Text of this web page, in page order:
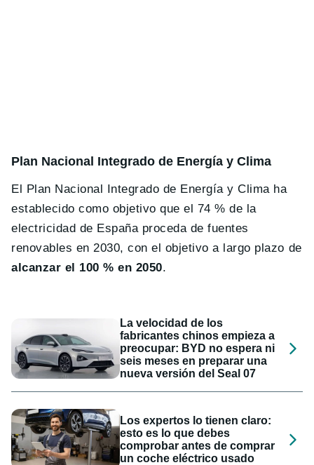
Plan Nacional Integrado de Energía y Clima
El Plan Nacional Integrado de Energía y Clima ha
establecido como objetivo que el 74 % de la
electricidad de España proceda de fuentes
renovables en 2030, con el objetivo a largo plazo de
alcanzar el 100 % en 2050.
La velocidad de los
fabricantes chinos empieza a
preocupar: BYD no espera ni
seis meses en preparar una
nueva versión del Seal 07
Los expertos lo tienen claro:
esto es lo que debes
comprobar antes de comprar
un coche eléctrico usado